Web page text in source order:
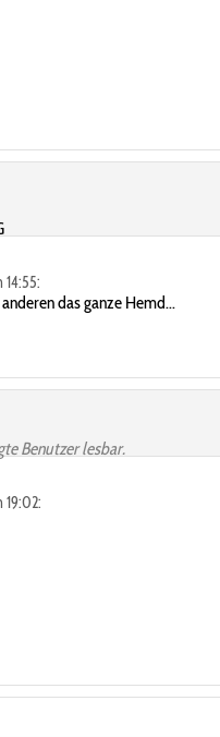
das ganze Hemd...
Benutzer lesbar.
19:02: